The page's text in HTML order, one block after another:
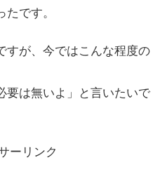
です。
すが、今ではこんな程度の
要は無いよ」と言いたいで
ーリンク